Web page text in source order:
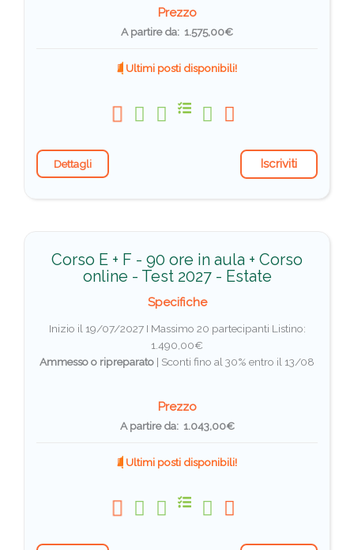
Prezzo
A partire da: 1.575,00€
Ultimi posti disponibili!
Dettagli Iscriviti
Corso E + F - 90 ore in aula + Corso
online - Test 2027 - Estate
Specifiche
Inizio il 19/07/2027 I Massimo 20 partecipanti Listino:
1.490,00€
Ammesso o ripreparato | Sconti fino al 30% entro il 13/08
Prezzo
A partire da: 1.043,00€
Ultimi posti disponibili!